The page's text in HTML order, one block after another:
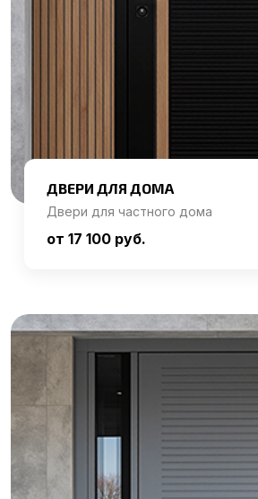
ДВЕРИ ДЛЯ ДОМА
Двери для частного дома
от 17 100 руб.